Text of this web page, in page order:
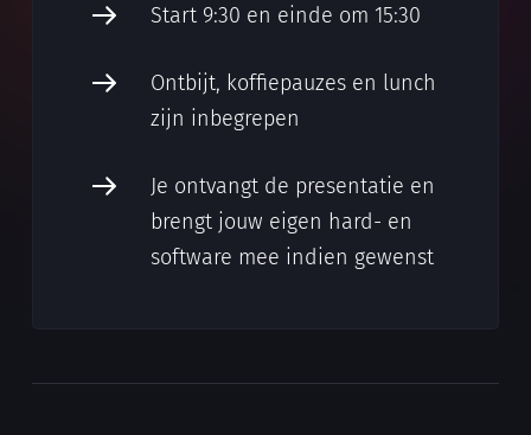
Start 9:30 en einde om 15:30
Ontbijt, koffiepauzes en lunch
zijn inbegrepen
Je ontvangt de presentatie en
brengt jouw eigen hard- en
software mee indien gewenst